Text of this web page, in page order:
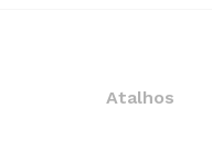
Atalhos